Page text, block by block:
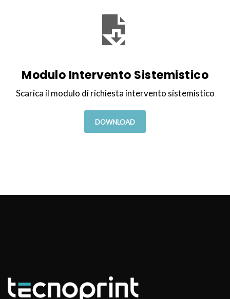
Modulo Intervento Sistemistico
Scarica il modulo di richiesta intervento sistemistico
DOWNLOAD